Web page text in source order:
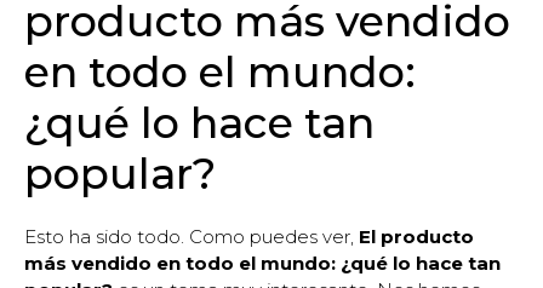
producto más vendido
en todo el mundo:
¿qué lo hace tan
popular?
Esto ha sido todo. Como puedes ver, El producto
más vendido en todo el mundo: ¿qué lo hace tan